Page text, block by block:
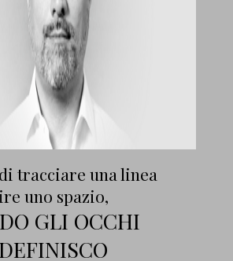
tracciare una linea
uno spazio,
GLI OCCHI